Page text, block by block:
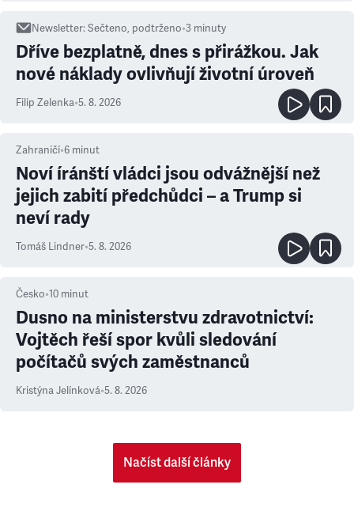
Newsletter:Sečteno, podtrženo•3 minuty
Dříve bezplatně, dnes s přirážkou. Jak
nové náklady ovlivňují životní úroveň
Filip Zelenka•5. 8. 2026
Zahraničí•6 minut
Noví íránští vládci jsou odvážnější než
jejich zabití předchůdci – a Trump si
neví rady
Tomáš Lindner•5. 8. 2026
Česko•10 minut
Dusno na ministerstvu zdravotnictví:
Vojtěch řeší spor kvůli sledování
počítačů svých zaměstnanců
Kristýna Jelínková•5. 8. 2026
Načíst další články